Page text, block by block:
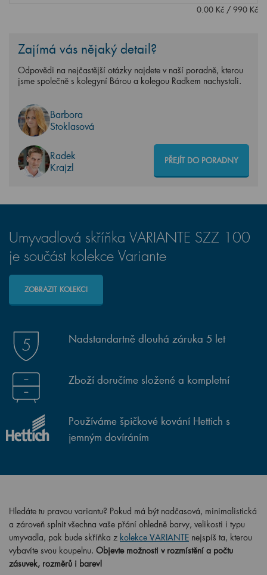
0.00 Kč / 990 Kč
Zajímá vás nějaký detail?
Odpovědi na nejčastější otázky najdete v naší poradně, kterou
jsme společně s kolegyní Bárou a kolegou Radkem nachystali.
Barbora
Stoklasová
Radek
Krajzl
PŘEJÍT DO PORADNY
Umyvadlová skříňka VARIANTE SZZ 100
je součást kolekce Variante
ZOBRAZIT KOLEKCI
Nadstandartně dlouhá záruka 5 let
Zboží doručíme složené a kompletní
Používáme špičkové kování Hettich s
jemným dovíráním
Hledáte tu pravou variantu? Pokud má být nadčasová, minimalistická
a zároveň splnit všechna vaše přání ohledně barvy, velikosti i typu
umyvadla, pak bude skříňka z kolekce VARIANTE nejspíš ta, kterou
vybavíte svou koupelnu. Objevte možnosti v rozmístění a počtu
zásuvek, rozměrů i barev!